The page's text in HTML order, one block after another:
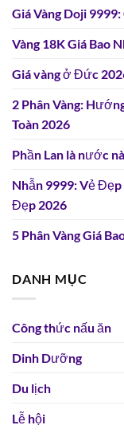
Giá Vàng Doji
Vàng 18K Giá Bao
Giá vàng ở Đức
2 Phân Vàng:
Toàn 2026
Phần Lan là nước
Nhẫn 9999: Vẻ
Đẹp 2026
5 Phân Vàng Giá
DANH MỤC
Công thức nấu ăn
Dinh Dưỡng
Du lịch
Lễ hội